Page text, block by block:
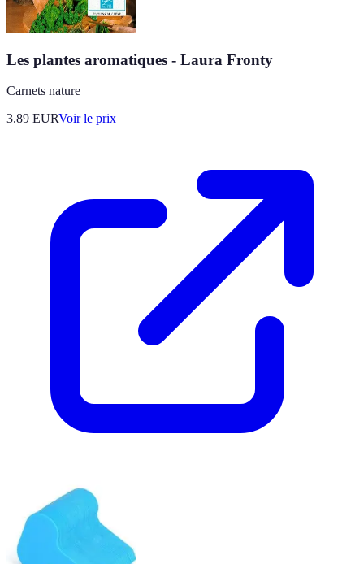
Les plantes aromatiques - Laura Fronty
Carnets nature
3.89 EURVoir le prix